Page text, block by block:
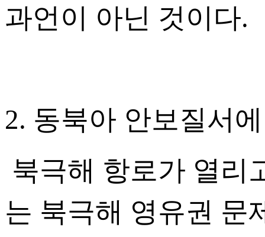
과언이 아닌 것이다.
2. 동북아 안보질서
북극해 항로가 열리
는 북극해 영유권 문